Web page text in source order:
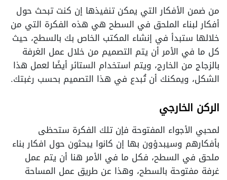
من ضمن الأفكار التي يمكن تنفيذها إن كنت تبحث حول
أفكار لبناء الملحق في السطح هي هذه الفكرة التي من
خلالها ستبدأ في إنشاء المكتب الخاص بك بالسطح، حيث
كل ما في الأمر أن يتم التصميم من خلال عمل الغرفة
بالزجاج من الخارج، ويتم استخدام الستائر أيضًا لعمل هذا
الشكل، ويمكنك أن تُبدع في هذا التصميم بحسب رغبتك.
الركن الخارجي
لمحبي الأجواء المفتوحة فإن تلك الفكرة ستحظى
بأفكارهم وسيبدؤون بها إن كانوا يبحثون حول افكار بناء
ملحق في السطح، فكل ما في الأمر هنا أن يتم عمل
غرفة مفتوحة بالسطح، وهذا عن طريق عمل المساحة